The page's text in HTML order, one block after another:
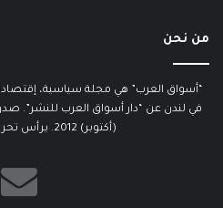
من نحن
“أسواق العرب” هي مجلة سياسية،
في لندن عن “دار أسواق العرب للنشر”.
(أكتوبر) 2012. يرأس تحريرها كابي طبراني.